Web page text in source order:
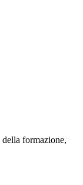
formazione,